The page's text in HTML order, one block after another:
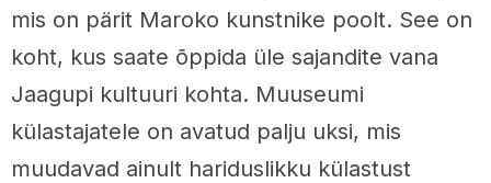
mis on pärit Maroko kunstnike poolt. See on
koht, kus saate õppida üle sajandite vana
Jaagupi kultuuri kohta. Muuseumi
külastajatele on avatud palju uksi, mis
muudavad ainult hariduslikku külastust